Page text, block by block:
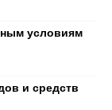
условиям
и средств